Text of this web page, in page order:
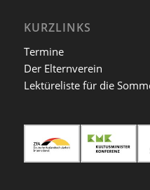
KURZLINKS
Termine
Der Elternverein
Lektüreliste für die